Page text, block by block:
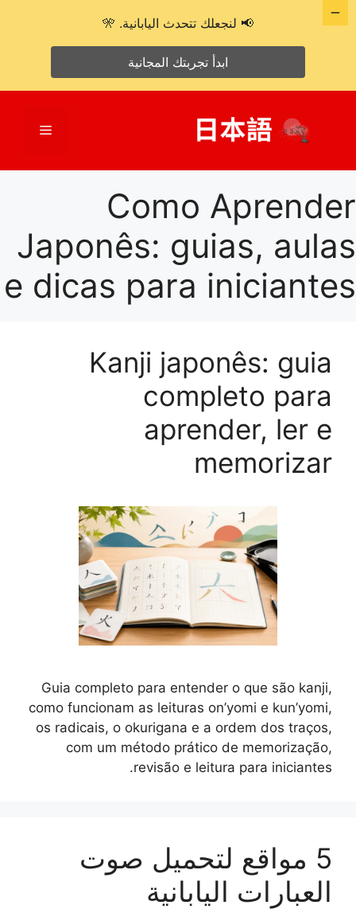
القائمة
Como Aprender
Japonês: guias, aulas
e dicas para iniciantes
Kanji japonês: guia
completo para
aprender, ler e
memorizar
Guia completo para entender o que são kanji,
como funcionam as leituras on’yomi e kun’yomi,
os radicais, o okurigana e a ordem dos traços,
com um método prático de memorização,
revisão e leitura para iniciantes.
5 مواقع لتحميل صوت
العبارات اليابانية
📢 لنجعلك تتحدث اليابانية. 🎌
ابدأ تجربتك المجانية